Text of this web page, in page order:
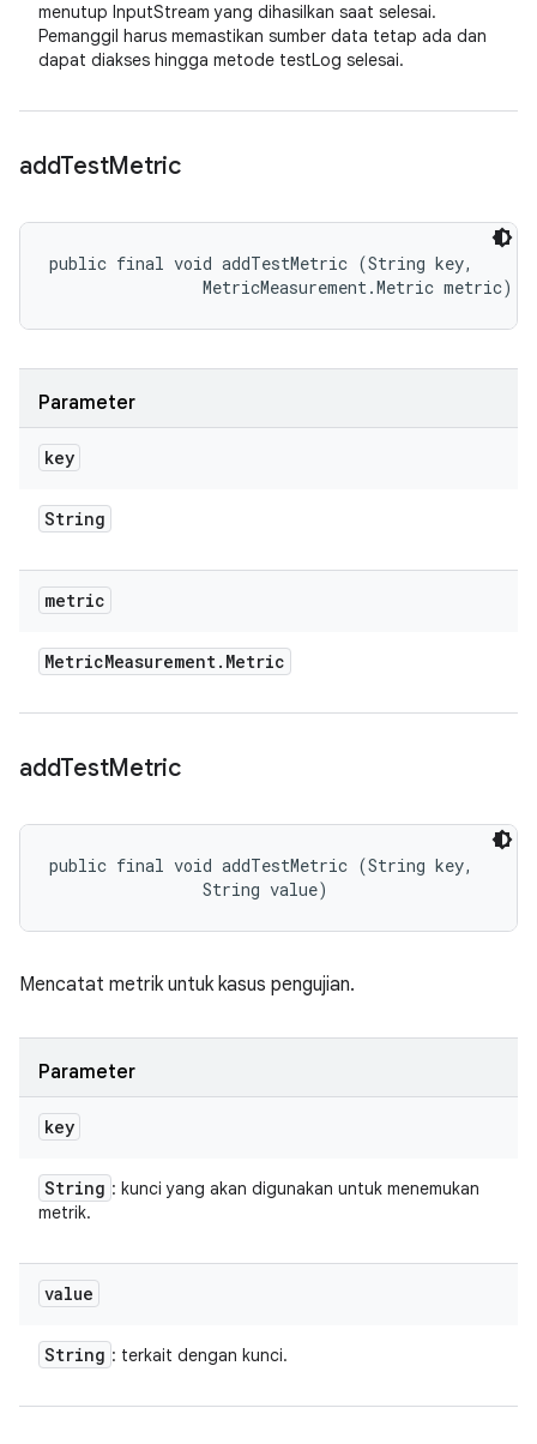
menutup InputStream yang dihasilkan saat selesai.
Pemanggil harus memastikan sumber data tetap ada dan
dapat diakses hingga metode testLog selesai.
addTestMetric
public final void addTestMetric (String key,
                MetricMeasurement.Metric metric)
Parameter
key
String
metric
MetricMeasurement. Metric
addTestMetric
public final void addTestMetric (String key,
                String value)
Mencatat metrik untuk kasus pengujian.
Parameter
key
String : kunci yang akan digunakan untuk menemukan
metrik.
value
String : terkait dengan kunci.